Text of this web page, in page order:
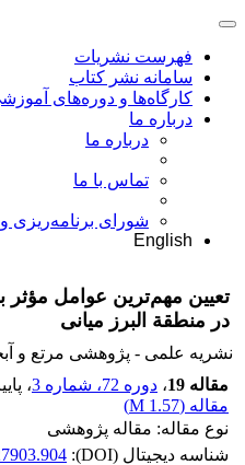
فهرست نشریات
سامانه نشر کتاب
کارگاه‌ها و دوره‌های
درباره ما
درباره ما
تماس با ما
شورای برنامه‌ریزی
English
تعیین مهم‌ترین عوامل
در منطقة البرز میانی
نشریه علمی - پژوهشی مرتع و
مقاله 19
، دوره 72، شماره 3 ، پاییز
مقاله (1.57 M
)
نوع مقاله: مقاله پژوهشی
شناسه دیجیتال (DOI):